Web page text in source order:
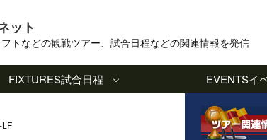
ット
トなどの観戦ツアー、試合日程などの関連情報を発信
FIXTURES試合日程 EVENTSイ
LF